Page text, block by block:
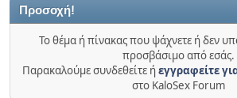
Προσοχή!
Το θέμα ή πίνακας που ψάχνετε ή δεν
προσβάσιμο από εσάς.
Παρακαλούμε συνδεθείτε ήεγγραφείτε
στο KaloSex Forum